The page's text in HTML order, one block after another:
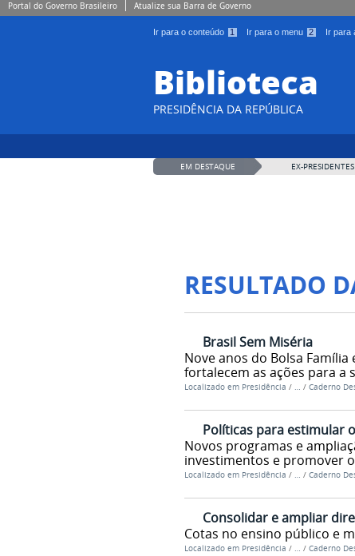
Portal do Governo Brasileiro Atualize sua Barra de Governo
Ir para o conteúdo 1 Ir para o menu 2 Ir para
Biblioteca
PRESIDÊNCIA DA REPÚBLICA
EM DESTAQUE EX-PRESIDENTES
RESULTADO
Brasil Sem Miséria
Nove anos do Bolsa Família
fortalecem as ações para a
Localizado em Presidência / … / Caderno
Políticas para estimular
Novos programas e
investimentos e promover
Localizado em Presidência / … / Caderno
Consolidar e ampliar
Cotas no ensino público e
Localizado em Presidência / … / Caderno